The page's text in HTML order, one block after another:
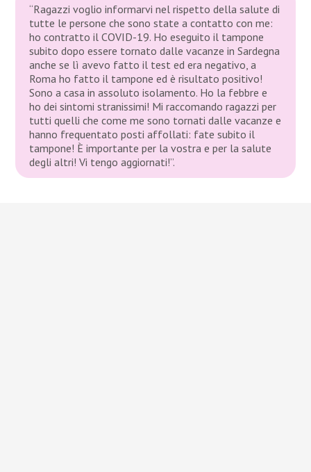
“Ragazzi voglio informarvi nel rispetto della salute di
tutte le persone che sono state a contatto con me:
ho contratto il COVID-19. Ho eseguito il tampone
subito dopo essere tornato dalle vacanze in Sardegna
anche se lì avevo fatto il test ed era negativo, a
Roma ho fatto il tampone ed è risultato positivo!
Sono a casa in assoluto isolamento. Ho la febbre e
ho dei sintomi stranissimi! Mi raccomando ragazzi per
tutti quelli che come me sono tornati dalle vacanze e
hanno frequentato posti affollati: fate subito il
tampone! È importante per la vostra e per la salute
degli altri! Vi tengo aggiornati!”.